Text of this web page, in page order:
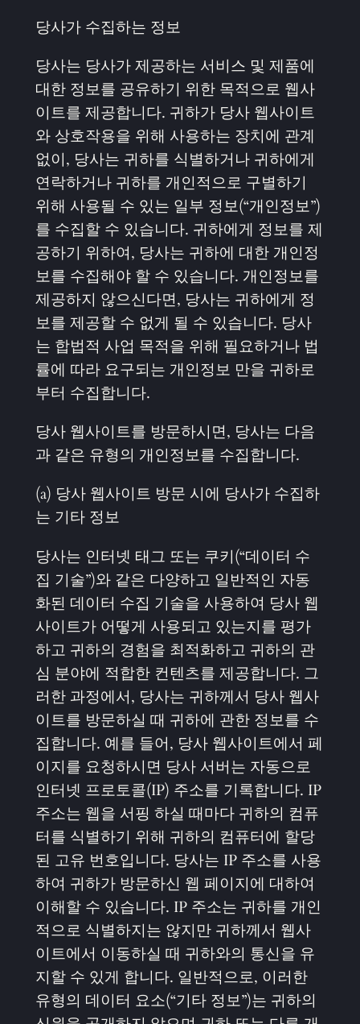
당사가 수집하는 정보
당사는 당사가 제공하는 서비스 및 제품에
대한 정보를 공유하기 위한 목적으로 웹사
이트를 제공합니다. 귀하가 당사 웹사이트
와 상호작용을 위해 사용하는 장치에 관계
없이, 당사는 귀하를 식별하거나 귀하에게
연락하거나 귀하를 개인적으로 구별하기
위해 사용될 수 있는 일부 정보(“개인정보”)
를 수집할 수 있습니다. 귀하에게 정보를 제
공하기 위하여, 당사는 귀하에 대한 개인정
보를 수집해야 할 수 있습니다. 개인정보를
제공하지 않으신다면, 당사는 귀하에게 정
보를 제공할 수 없게 될 수 있습니다. 당사
는 합법적 사업 목적을 위해 필요하거나 법
률에 따라 요구되는 개인정보 만을 귀하로
부터 수집합니다.
당사 웹사이트를 방문하시면, 당사는 다음
과 같은 유형의 개인정보를 수집합니다.
(a) 당사 웹사이트 방문 시에 당사가 수집하
는 기타 정보
당사는 인터넷 태그 또는 쿠키(“데이터 수
집 기술”)와 같은 다양하고 일반적인 자동
화된 데이터 수집 기술을 사용하여 당사 웹
사이트가 어떻게 사용되고 있는지를 평가
하고 귀하의 경험을 최적화하고 귀하의 관
심 분야에 적합한 컨텐츠를 제공합니다. 그
러한 과정에서, 당사는 귀하께서 당사 웹사
이트를 방문하실 때 귀하에 관한 정보를 수
집합니다. 예를 들어, 당사 웹사이트에서 페
이지를 요청하시면 당사 서버는 자동으로
인터넷 프로토콜(IP) 주소를 기록합니다. IP
주소는 웹을 서핑 하실 때마다 귀하의 컴퓨
터를 식별하기 위해 귀하의 컴퓨터에 할당
된 고유 번호입니다. 당사는 IP 주소를 사용
하여 귀하가 방문하신 웹 페이지에 대하여
이해할 수 있습니다. IP 주소는 귀하를 개인
적으로 식별하지는 않지만 귀하께서 웹사
이트에서 이동하실 때 귀하와의 통신을 유
지할 수 있게 합니다. 일반적으로, 이러한
유형의 데이터 요소(“기타 정보”)는 귀하의